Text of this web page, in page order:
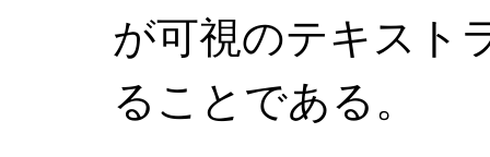
が可視のテキスト
ることである。